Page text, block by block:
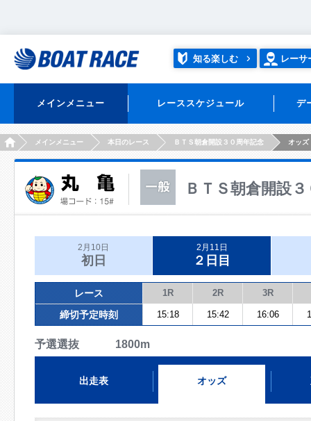
知る楽しむ レーサ
メインメニュー レーススケジュール デ
HOMEメインメニュー 本日のレース ＢＴＳ朝倉開設３０周年記念 オッズ
ＢＴＳ朝倉開設
2月10日
初日
2月11日
２日目
レース 1R 2R 3R
締切予定時刻 15:18 15:42 16:06
予選選抜 1800m
出走表 オッズ